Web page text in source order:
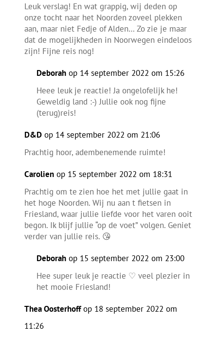
Leuk verslag! En wat grappig, wij deden op
onze tocht naar het Noorden zoveel plekken
aan, maar niet Fedje of Alden… Zo zie je maar
dat de mogelijkheden in Noorwegen eindeloos
zijn! Fijne reis nog!
Deborah op 14 september 2022 om 15:26
Heee leuk je reactie! Ja ongelofelijk he!
Geweldig land :-) Jullie ook nog fijne
(terug)reis!
D&D op 14 september 2022 om 21:06
Prachtig hoor, adembenemende ruimte!
Carolien op 15 september 2022 om 18:31
Prachtig om te zien hoe het met jullie gaat in
het hoge Noorden. Wij nu aan t fietsen in
Friesland, waar jullie liefde voor het varen ooit
begon. Ik blijf jullie “op de voet” volgen. Geniet
verder van jullie reis. 😘
Deborah op 15 september 2022 om 23:00
Hee super leuk je reactie ♡ veel plezier in
het mooie Friesland!
Thea Oosterhoff op 18 september 2022 om
11:26